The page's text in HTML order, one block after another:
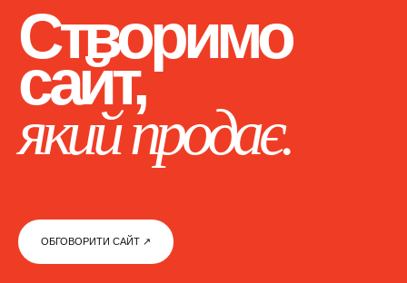
Створимо
сайт,
який продає.
ОБГОВОРИТИ САЙТ ↗︎